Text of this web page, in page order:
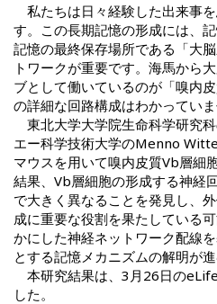
私たちは日々経験した出来事
す。この長期記憶の形成には、
記憶の最終保存場所である「大
トワークが重要です。海馬から
ブとして働いているのが「嗅内
の詳細な回路構成はわかっていま
東北大学大学院生命科学研究
エー科学技術大学のMenno
マウスを用いて嗅内皮質Vb層細
結果、Vb層細胞の形成する神経
で大きく異なることを発見し、
成に重要な役割を果たしている
かにした神経ネットワーク配線
とする記憶メカニズムの解明が
本研究結果は、3月26日の
した。